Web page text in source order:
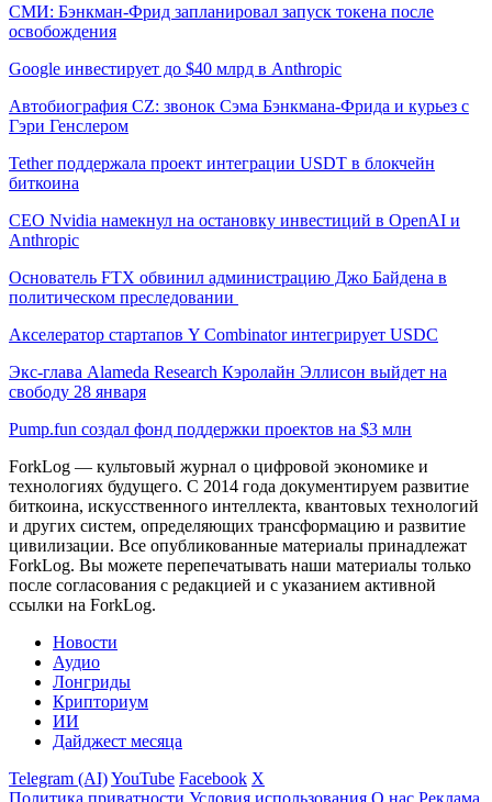
СМИ: Бэнкман-Фрид запланировал запуск токена после
освобождения
Google инвестирует до $40 млрд в Anthropic
Автобиография CZ: звонок Сэма Бэнкмана-Фрида и курьез с
Гэри Генслером
Tether поддержала проект интеграции USDT в блокчейн
биткоина
CEO Nvidia намекнул на остановку инвестиций в OpenAI и
Anthropic
Основатель FTX обвинил администрацию Джо Байдена в
политическом преследовании
Акселератор стартапов Y Combinator интегрирует USDC
Экс-глава Alameda Research Кэролайн Эллисон выйдет на
свободу 28 января
Pump.fun создал фонд поддержки проектов на $3 млн
ForkLog — культовый журнал о цифровой экономике и
технологиях будущего. С 2014 года документируем развитие
биткоина, искусственного интеллекта, квантовых технологий
и других систем, определяющих трансформацию и развитие
цивилизации. Все опубликованные материалы принадлежат
ForkLog. Вы можете перепечатывать наши материалы только
после согласования с редакцией и с указанием активной
ссылки на ForkLog.
Новости
Аудио
Лонгриды
Крипториум
ИИ
Дайджест месяца
Telegram (AI)YouTube Facebook X
Политика приватности Условия использования О нас Реклама